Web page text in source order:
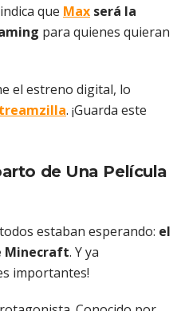
que Max será la
para quienes quieran
el estreno digital, lo
. ¡Guarda este
de Una Película
estaban esperando: el
Minecraft. Y ya
importantes!